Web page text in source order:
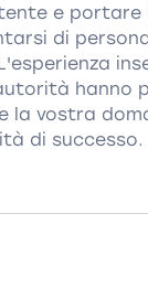
e portare
di
hanno
la vostra
di successo.